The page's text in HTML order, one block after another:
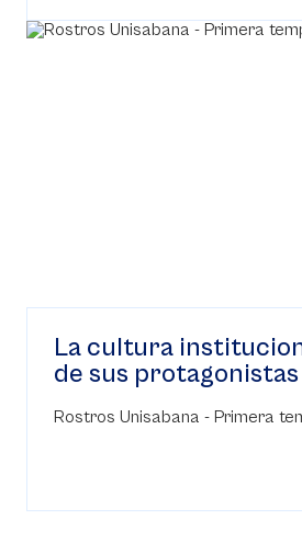
La cultura
de sus protagonistas
Rostros Unisabana - Primera